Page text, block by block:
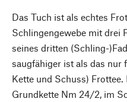
Das Tuch ist als echtes
Schlingengewebe mit drei
seines dritten (Schling-
saugfähiger ist als das nur
Kette und Schuss)
Grundkette Nm 24/2, im